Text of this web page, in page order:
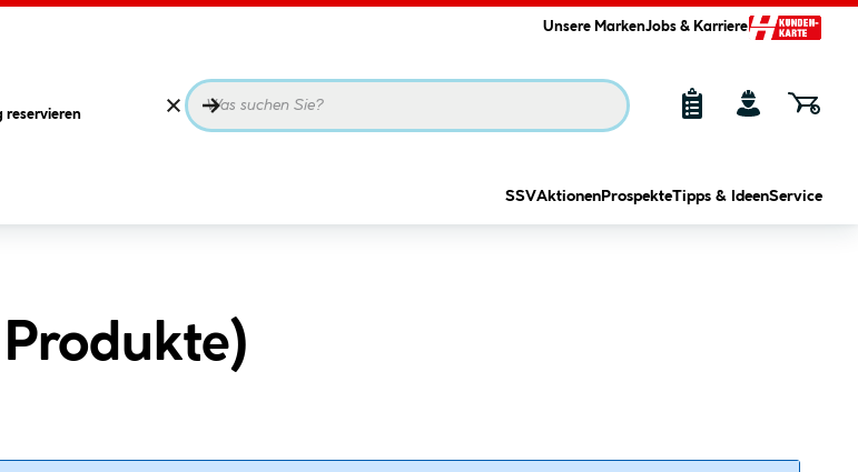
Unsere MarkenJobs & Karriere
reservieren
SSVAktionen ProspekteTipps & IdeenService
Produkte)